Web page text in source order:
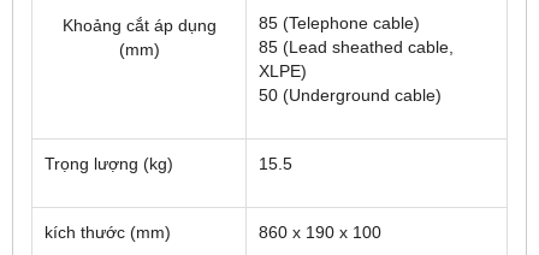
Khoảng cắt áp dụng
(mm)
85 (Telephone cable)
85 (Lead sheathed cable,
XLPE)
50 (Underground cable)
Trọng lượng (kg) 15.5
kích thước (mm) 860 x 190 x 100